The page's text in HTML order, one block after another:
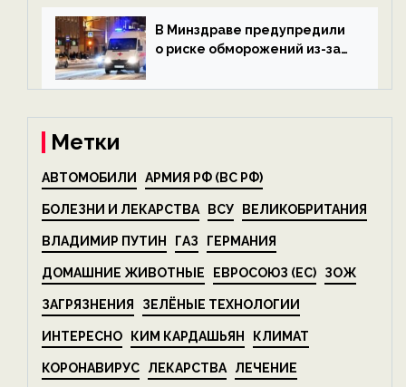
экологии на ECOportal
В Минздраве предупредили
о риске обморожений из-за
на ECOportal
Метки
АВТОМОБИЛИ АРМИЯ РФ (ВС РФ)
БОЛЕЗНИ И ЛЕКАРСТВА ВСУ ВЕЛИКОБРИТАНИЯ
ВЛАДИМИР ПУТИН ГАЗ ГЕРМАНИЯ
ДОМАШНИЕ ЖИВОТНЫЕ ЕВРОСОЮЗ (ЕС) ЗОЖ
ЗАГРЯЗНЕНИЯ ЗЕЛЁНЫЕ ТЕХНОЛОГИИ
ИНТЕРЕСНО КИМ КАРДАШЬЯН КЛИМАТ
КОРОНАВИРУС ЛЕКАРСТВА ЛЕЧЕНИЕ